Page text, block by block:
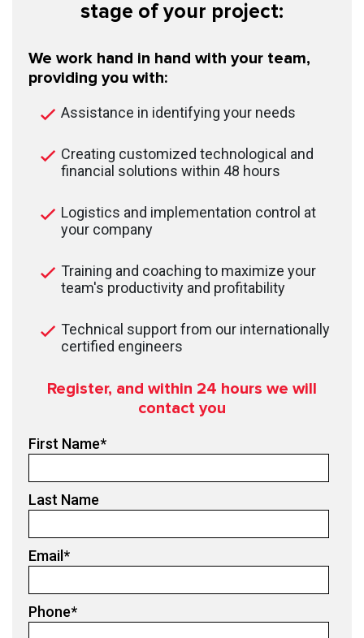
stage of your project:
We work hand in hand with your team,
providing you with:
Assistance in identifying your needs
Creating customized technological and
financial solutions within 48 hours
Logistics and implementation control at
your company
Training and coaching to maximize your
team's productivity and profitability
Technical support from our internationally
certified engineers
Register, and within 24 hours we will
contact you
First Name*
Last Name
Email*
Phone*